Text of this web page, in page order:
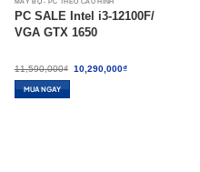
MÁY BỘ - PC THEO CẤU HÌNH
PC SALE Intel i3-12100F/
VGA GTX 1650
11,590,000₫ Giá
gốc
10,290,000₫Giá
MUA NGAY